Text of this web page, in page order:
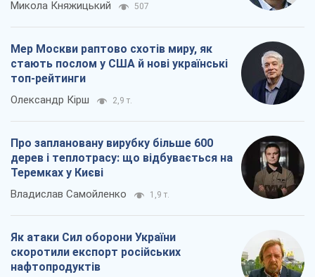
Микола Княжицький 507
Мер Москви раптово схотів миру, як
стають послом у США й нові українські
топ-рейтинги
Олександр Кірш 2,9 т.
Про заплановану вирубку більше 600
дерев і теплотрасу: що відбувається на
Теремках у Києві
Владислав Самойленко 1,9 т.
Як атаки Сил оборони України
скоротили експорт російських
нафтопродуктів